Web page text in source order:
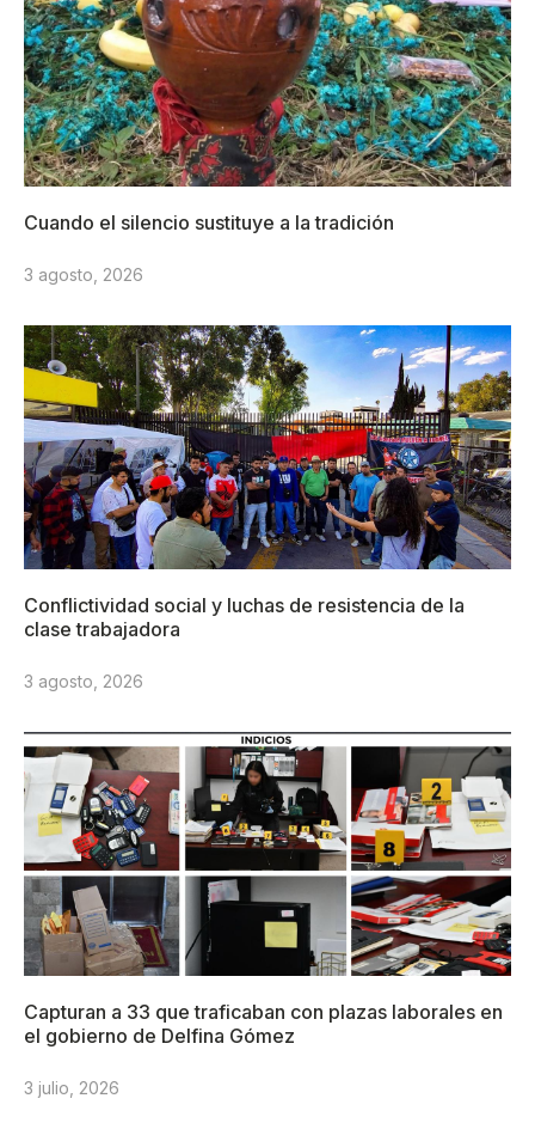
Cuando el silencio sustituye a la tradición
3 agosto, 2026
Conflictividad social y luchas de resistencia de la
clase trabajadora
3 agosto, 2026
Capturan a 33 que traficaban con plazas laborales en
el gobierno de Delfina Gómez
3 julio, 2026